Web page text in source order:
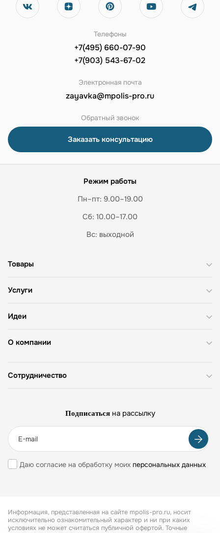
Телефоны
+7(495) 660-07-90
+7(903) 543-67-02
Электронная почта
zayavka@mpolis-pro.ru
Обратный звонок
Заказать консультацию
Режим работы
Пн–пт: 9.00–19.00
Сб: 10.00–17.00
Вс: выходной
О компании
Товары
Услуги
Идеи
Сотрудничество
Подписаться на рассылку
Даю согласие на обработку моих персональных данных
Информация, представленная на сайте mpolis-pro.ru, носит
исключительно ознакомительный характер и ни при каких
условиях не может считаться публичной офертой. Точные